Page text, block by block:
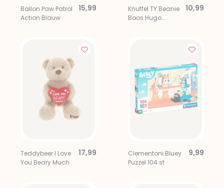
Ballon Paw Patrol
Action Blauw
15,99
Knuffel TY Beanie
Boos Hugo
10,99
Teddybeer I Love
You Beary Much
17,99
Clementoni Bluey
Puzzel 104 st
9,99